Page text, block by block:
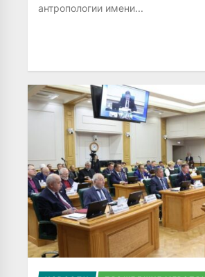
антропологии имени...